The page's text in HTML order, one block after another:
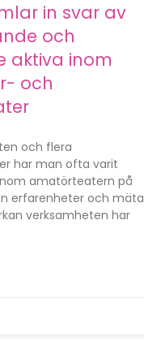
in svar av
och
aktiva inom
och
och flera
har man ofta varit
amatörteatern på
erfarenheter och mäta
verksamheten har